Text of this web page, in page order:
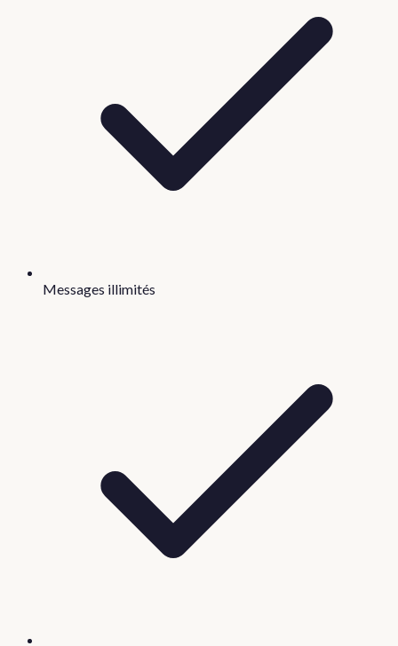
Messages illimités